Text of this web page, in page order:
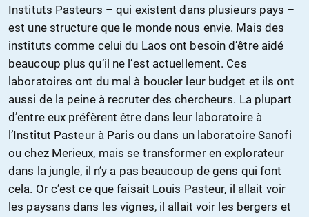
Instituts Pasteurs – qui existent dans plusieurs pays –
est une structure que le monde nous envie. Mais des
instituts comme celui du Laos ont besoin d’être aidé
beaucoup plus qu’il ne l’est actuellement. Ces
laboratoires ont du mal à boucler leur budget et ils ont
aussi de la peine à recruter des chercheurs. La plupart
d’entre eux préfèrent être dans leur laboratoire à
l’Institut Pasteur à Paris ou dans un laboratoire Sanofi
ou chez Merieux, mais se transformer en explorateur
dans la jungle, il n’y a pas beaucoup de gens qui font
cela. Or c’est ce que faisait Louis Pasteur, il allait voir
les paysans dans les vignes, il allait voir les bergers et